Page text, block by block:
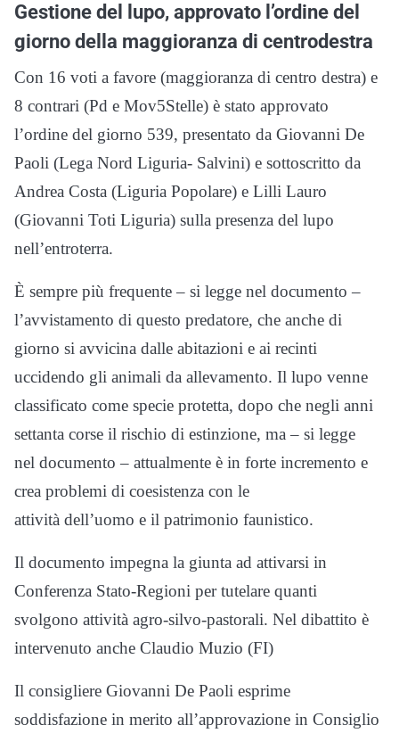
Gestione del lupo, approvato l’ordine del
giorno della maggioranza di centrodestra
Con 16 voti a favore (maggioranza di centro destra) e
8 contrari (Pd e Mov5Stelle) è stato approvato
l’ordine del giorno 539, presentato da Giovanni De
Paoli (Lega Nord Liguria- Salvini) e sottoscritto da
Andrea Costa (Liguria Popolare) e Lilli Lauro
(Giovanni Toti Liguria) sulla presenza del lupo
nell’entroterra.
È sempre più frequente – si legge nel documento –
l’avvistamento di questo predatore, che anche di
giorno si avvicina dalle abitazioni e ai recinti
uccidendo gli animali da allevamento. Il lupo venne
classificato come specie protetta, dopo che negli anni
settanta corse il rischio di estinzione, ma – si legge
nel documento – attualmente è in forte incremento e
crea problemi di coesistenza con le
attività dell’uomo e il patrimonio faunistico.
Il documento impegna la giunta ad attivarsi in
Conferenza Stato-Regioni per tutelare quanti
svolgono attività agro-silvo-pastorali. Nel dibattito è
intervenuto anche Claudio Muzio (FI)
Il consigliere Giovanni De Paoli esprime
soddisfazione in merito all’approvazione in Consiglio